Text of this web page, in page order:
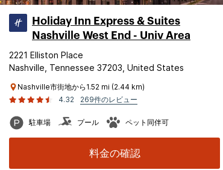
Holiday Inn Express & Suites
Nashville West End - Univ Area
2221 Elliston Place
Nashville, Tennessee 37203, United States
Nashville市街地から1.52 mi (2.44 km)
4.32
269件のレビュー
駐車場 プール ペット同伴可
料金の確認